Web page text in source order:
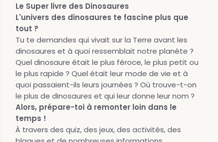
Le Super livre des Dinosaures
L'univers des dinosaures te fascine plus que
tout ?
Tu te demandes qui vivait sur la Terre avant les
dinosaures et à quoi ressemblait notre planète ?
Quel dinosaure était le plus féroce, le plus petit ou
le plus rapide ? Quel était leur mode de vie et à
quoi passaient-ils leurs journées ? Où trouve-t-on
le plus de dinosaures et qui leur donne leur nom ?
Alors, prépare-toi à remonter loin dans le
temps !
À travers des quiz, des jeux, des activités, des